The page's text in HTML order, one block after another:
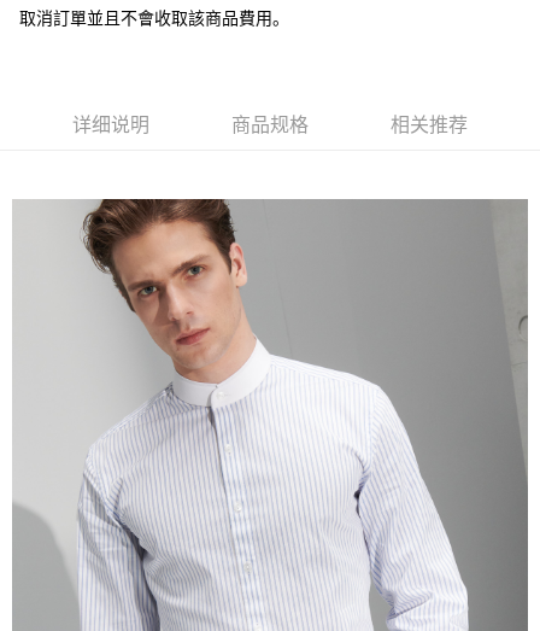
AFTEE先享后付
AFTEE APP推播通知。
5. 收到商品當下無需繳費，確認無誤後，請再利用繳費通知簡訊或AFTEE
APP於四大便利商店‧ATM/網銀等方式進行付款。
請留意繳費期限為 14 天。唯有下載 AFTEE App 成為 AFTEE 會員者方能享
有最長 45 天內付款之服務。
繳費期限，為商家向您請款的時間，再加上使用AFTEE可延長的天數所計算
出。使用AFTEE下訂可以延長您收到商品前的繳費天數，但無法保證一定能
夠在期限內收到商品(例如:預購商品或預計到貨時間較長者)。因此無論收到
商品與否，仍需要請您在AFTEE規定的時間內完成繳費。
二、付款限制
1. 初次使用 AFTEE 時，將依認證結果及本公司審查結果，核予每個人不同
之上限額度
2. 結帳金額須大於NT$30
3. 目前僅支援台灣會員
三、聲明條款
「AFTEE先享後付」(下稱本服務)乃由恩沛科技股份有限公司(下稱 AFTEE )
每笔NT$120，满NT$3,000(含以上)免运费
新竹物流離島宅配
每笔NT$350，满NT$3,500(含以上)免运费
取消訂單並且不會收取該商品費用。
详细说明 商品规格 相关推荐